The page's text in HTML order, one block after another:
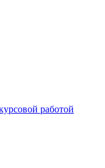
работой